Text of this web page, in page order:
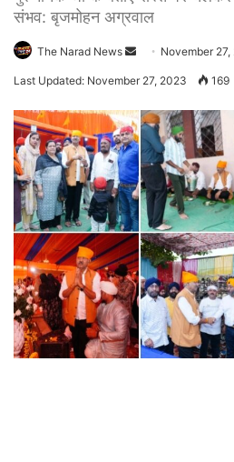
संभव: बृजमोहन अग्रवाल
The Narad News
Send November 27,
Last Updated: November 27, 2023 169